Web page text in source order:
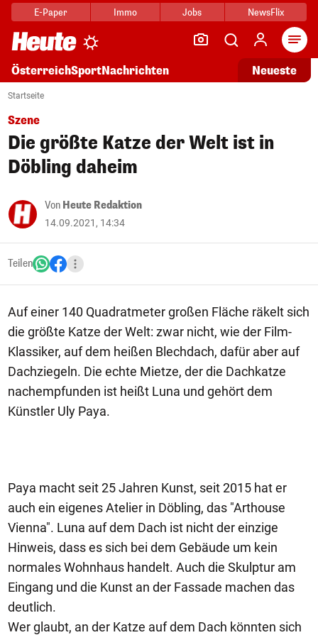
E-Paper Immo Jobs NewsFlix
ÖsterreichSportNachrichten Neueste
Startseite
Szene
Die größte Katze der Welt ist in
Döbling daheim
Von Heute Redaktion
14.09.2021, 14:34
Teilen
Auf einer 140 Quadratmeter großen Fläche räkelt sich
die größte Katze der Welt: zwar nicht, wie der Film-
Klassiker, auf dem heißen Blechdach, dafür aber auf
Dachziegeln. Die echte Mietze, der die Dachkatze
nachempfunden ist heißt Luna und gehört dem
Künstler Uly Paya.
Paya macht seit 25 Jahren Kunst, seit 2015 hat er
auch ein eigenes Atelier in Döbling, das "Arthouse
Vienna". Luna auf dem Dach ist nicht der einzige
Hinweis, dass es sich bei dem Gebäude um kein
normales Wohnhaus handelt. Auch die Skulptur am
Eingang und die Kunst an der Fassade machen das
deutlich.
Wer glaubt, an der Katze auf dem Dach könnten sich